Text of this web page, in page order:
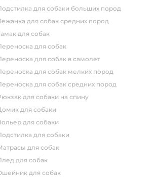
подстилка для собаки больших пород
лежанка для собак средних пород
гамак для собак
переноска для собак
переноска для собак в самолет
переноска для собак мелких пород
переноска для собак средних пород
рюкзак для собаки на спину
домик для собаки
вольер для собаки
подстилка для собаки
матрасы для собак
плед для собак
ошейник для собак